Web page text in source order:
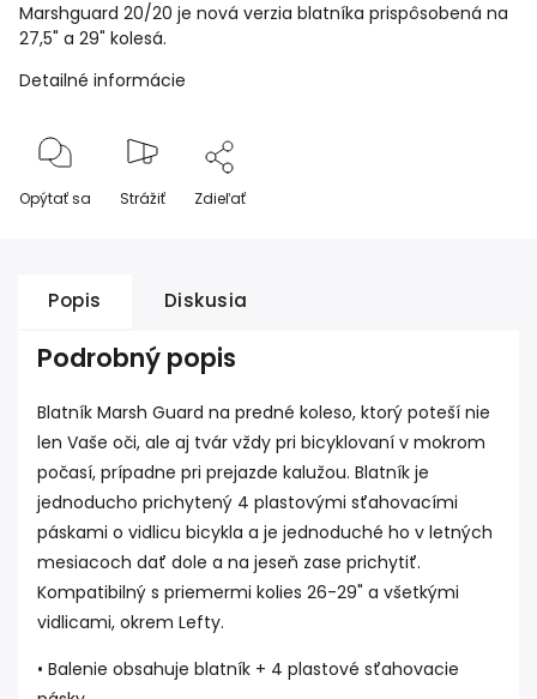
Marshguard 20/20 je nová verzia blatníka prispôsobená na
27,5" a 29" kolesá.
Detailné informácie
Opýtať sa Strážiť Zdieľať
Popis Diskusia
Podrobný popis
Blatník Marsh Guard na predné koleso, ktorý poteší nie
len Vaše oči, ale aj tvár vždy pri bicyklovaní v mokrom
počasí, prípadne pri prejazde kalužou. Blatník je
jednoducho prichytený 4 plastovými sťahovacími
páskami o vidlicu bicykla a je jednoduché ho v letných
mesiacoch dať dole a na jeseň zase prichytiť.
Kompatibilný s priemermi kolies 26-29" a všetkými
vidlicami, okrem Lefty.
• Balenie obsahuje blatník + 4 plastové sťahovacie